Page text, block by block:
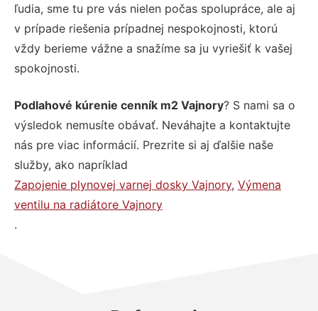
ľudia, sme tu pre vás nielen počas spolupráce, ale aj
v prípade riešenia prípadnej nespokojnosti, ktorú
vždy berieme vážne a snažíme sa ju vyriešiť k vašej
spokojnosti.
Podlahové kúrenie cenník m2 Vajnory? S nami sa o
výsledok nemusíte obávať. Neváhajte a kontaktujte
nás pre viac informácií. Prezrite si aj ďalšie naše
služby, ako napríklad
Zapojenie plynovej varnej dosky Vajnory, Výmena
ventilu na radiátore Vajnory
.